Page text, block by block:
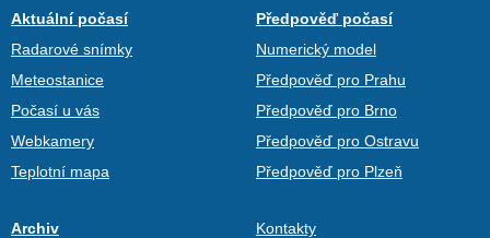
Aktuální počasí
Radarové snímky
Meteostanice
Počasí u vás
Webkamery
Teplotní mapa
Předpověď počasí
Numerický model
Předpověď pro Prahu
Předpověď pro Brno
Předpověď pro Ostravu
Předpověď pro Plzeň
Archiv Kontakty